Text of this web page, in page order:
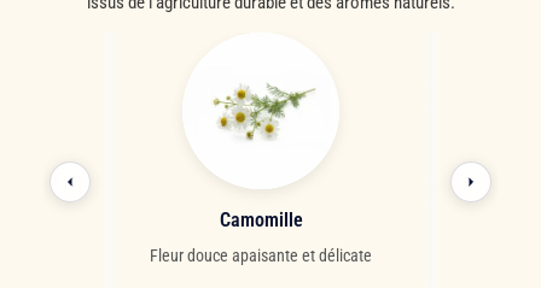
Camomille
Fleur douce apaisante et délicate